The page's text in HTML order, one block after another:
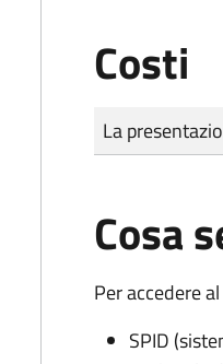
Costi
Tipo di
Importo
La
Cosa
Per accedere
SPID